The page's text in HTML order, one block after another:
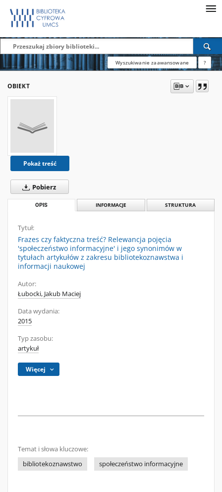
Wyszukiwanie zaawansowane ?
OBIEKT
Pokaż treść
Pobierz
OPIS INFORMACJE STRUKTURA
Tytuł:
Frazes czy faktyczna treść? Relewancja pojęcia
'społeczeństwo informacyjne' i jego synonimów w
tytułach artykułów z zakresu bibliotekoznawstwa i
informacji naukowej
Autor:
Łubocki, Jakub Maciej
Data wydania:
2015
Typ zasobu:
artykuł
Więcej
Temat i słowa kluczowe:
bibliotekoznawstwo
społeczeństwo informacyjne